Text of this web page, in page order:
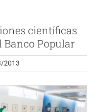
científicas
Banco Popular
2013